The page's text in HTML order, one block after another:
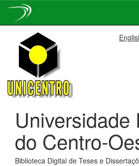
navigation
Universidade
do Centro-
Biblioteca Digital de Teses e